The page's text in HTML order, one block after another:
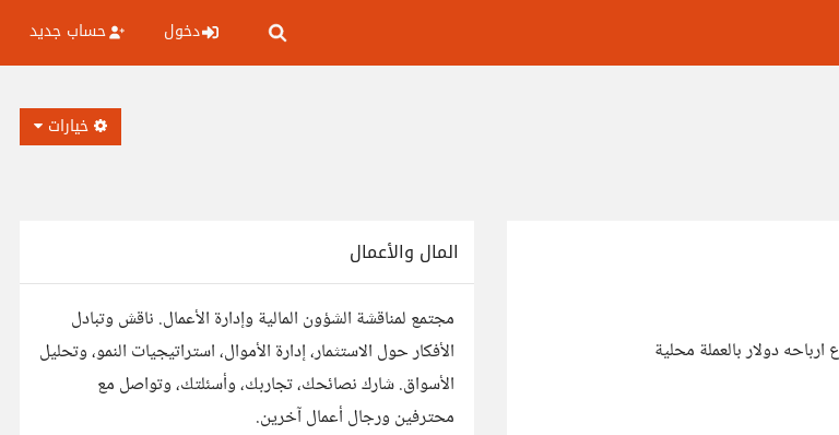
دخول حساب جديد
خيارات
دولار بالعملة محلية
المال والأعمال
مجتمع لمناقشة الشؤون المالية وإدارة الأعمال. ناقش وتبادل
الأفكار حول الاستثمار، إدارة الأموال، استراتيجيات النمو، وتحليل
الأسواق. شارك نصائحك، تجاربك، وأسئلتك، وتواصل مع
محترفين ورجال أعمال آخرين.